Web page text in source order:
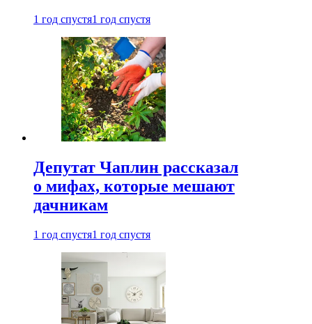
1 год спустя1 год спустя
Депутат Чаплин рассказал
о мифах, которые мешают
дачникам
1 год спустя1 год спустя